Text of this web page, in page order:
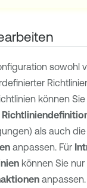
sowohl
können
als auch
anpassen. Für
können Sie nur
anpassen.